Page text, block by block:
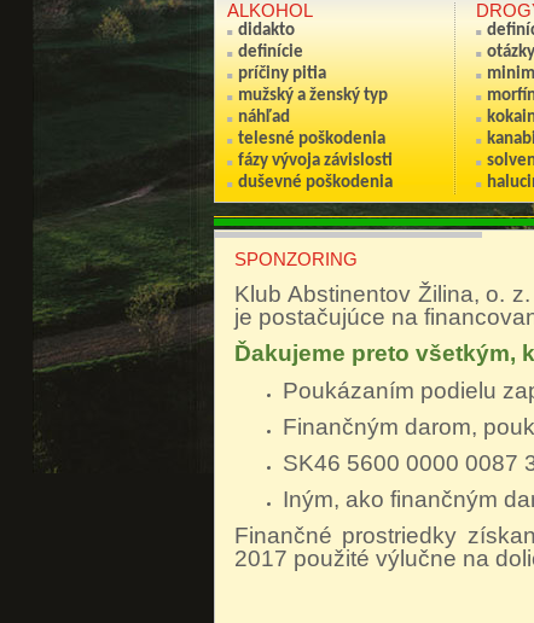
ALKOHOL
didakto
definície
príčiny pitia
mužský a ženský typ
náhľad
telesné poškodenia
fázy vývoja závislosti
duševné poškodenia
otázky
SPONZORING
Klub Abstinentov Žilina, o.
je postačujúce na
Ďakujeme preto
Poukázaním podielu
Finančným darom,
SK46 5600 0000
Iným, ako finančným
Finančné prostriedky
2017 použité výlučne na